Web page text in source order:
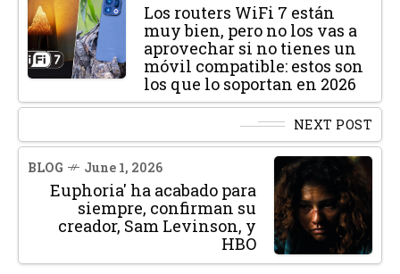
Los routers WiFi 7 están
muy bien, pero no los vas a
aprovechar si no tienes un
móvil compatible: estos son
los que lo soportan en 2026
NEXT POST
BLOG June 1, 2026
Euphoria' ha acabado para
siempre, confirman su
creador, Sam Levinson, y
HBO